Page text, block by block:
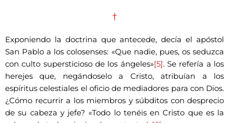
†
Exponiendo la doctrina que antecede, decía el apóstol
San Pablo a los colosenses: «Que nadie, pues, os seduzca
con culto supersticioso de los ángeles»[5]. Se refería a los
herejes que, negándoselo a Cristo, atribuían a los
espíritus celestiales el oficio de mediadores para con Dios.
¿Cómo recurrir a los miembros y súbditos con desprecio
de su cabeza y jefe? «Todo lo tenéis en Cristo que es la